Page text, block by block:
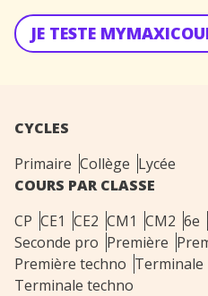
JE TESTE
CYCLES
Primaire Collège Lycée
COURS PAR CLASSE
CP CE1 CE2 CM1 CM2 6e
Seconde pro Première
Première techno Terminale
Terminale techno